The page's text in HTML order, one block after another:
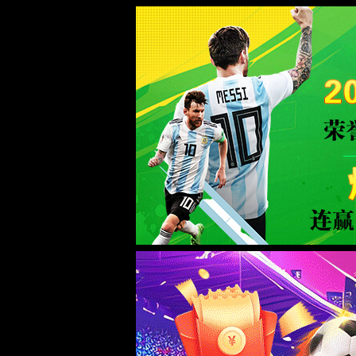
44118太阳成tyc城集团|中国有